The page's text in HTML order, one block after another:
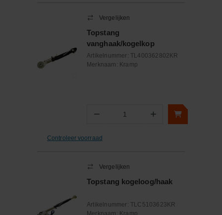
Vergelijken
Topstang
vanghaak/kogelkop
Artikelnummer: TL400362802KR
Merknaam: Kramp
− Aantal +
Controleer voorraad
Vergelijken
Topstang kogeloog/haak
Artikelnummer: TLC5103623KR
Merknaam: Kramp